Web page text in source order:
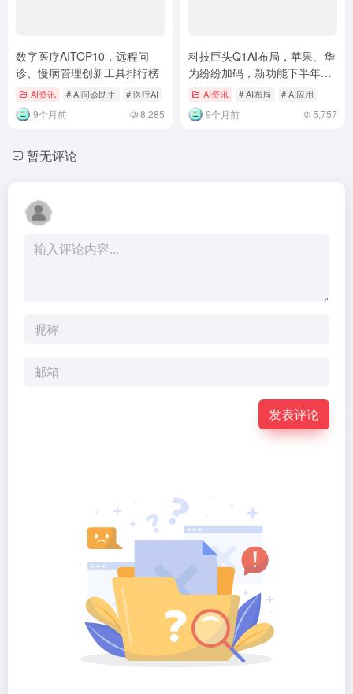
数字医疗AITOP10，远程问
诊、慢病管理创新工具排行榜
AI资讯 # AI问诊助手 # 医疗AI
9个月前 8,285
科技巨头Q1AI布局，苹果、华
为纷纷加码，新功能下半年上
线 AI资讯 # AI布局 # AI应用
9个月前 5,757
暂无评论
发表评论